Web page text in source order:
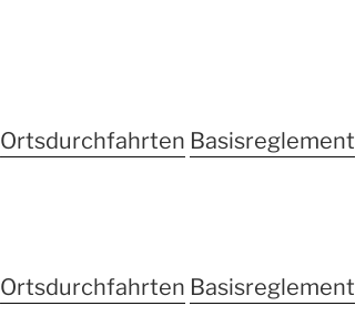
Ortsdurchfahrten Basisreglement
Ortsdurchfahrten Basisreglement